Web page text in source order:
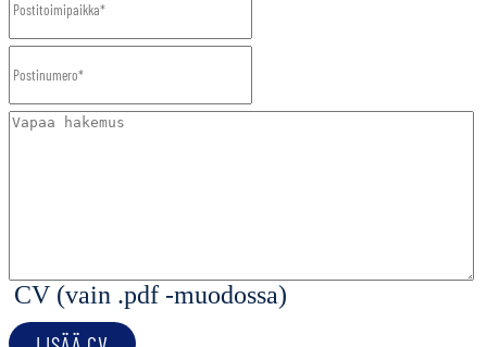
CV (vain .pdf -muodossa)